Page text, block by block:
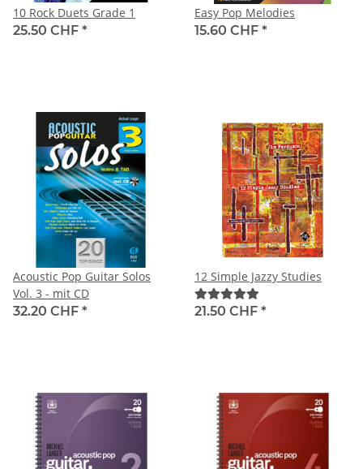
10 Rock Duets Grade 1
25.50 CHF *
Easy Pop Melodies
15.60 CHF *
Acoustic Pop Guitar Solos
Vol. 3 - mit CD
32.20 CHF *
12 Simple Jazzy Studies
21.50 CHF *